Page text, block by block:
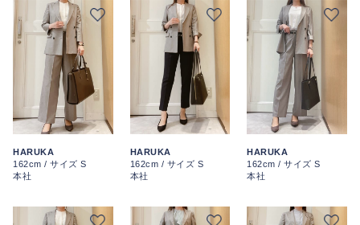
HARUKA
162cm / サイズ S
本社
HARUKA
162cm / サイズ S
本社
HARUKA
162cm / サイズ S
本社